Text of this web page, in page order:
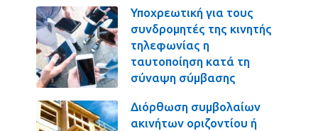
Υποχρεωτική για τους
συνδρομητές της κινητής
τηλεφωνίας η
ταυτοποίηση κατά τη
σύναψη σύμβασης
Διόρθωση συμβολαίων
ακινήτων οριζοντίου ή